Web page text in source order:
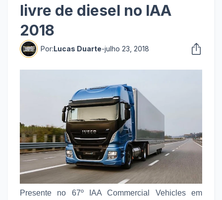
livre de diesel no IAA
2018
Por:Lucas Duarte-julho 23, 2018
Presente no 67º IAA Commercial Vehicles em